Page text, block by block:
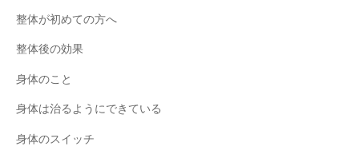
整体が初めての方へ
整体後の効果
身体のこと
身体は治るようにできている
身体のスイッチ